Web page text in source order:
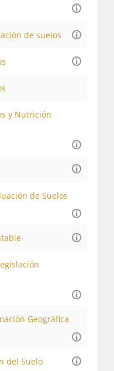
de suelos
y Nutrición
de Suelos
Geográfica
del Suelo